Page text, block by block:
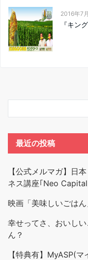
2016年7
『キン
最近の投稿
【公式メルマガ】日
ネス講座｢Neo Capital
映画「美味しいごは
幸せってさ、おいし
ん？
【特典有】MyASP(